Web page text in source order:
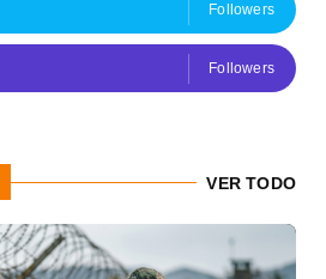
Followers
Followers
VER TODO